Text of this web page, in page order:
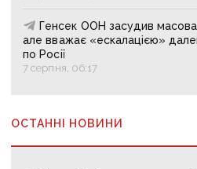
Генсек ООН засудив
але вважає «ескалацією»
по Росії
7 серпня, 06:17
ОСТАННІ НОВИНИ